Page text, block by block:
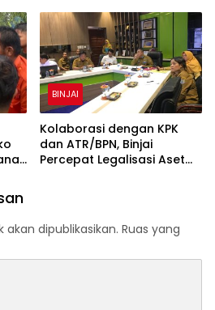
BINJAI
Kolaborasi dengan KPK
dan ATR/BPN, Binjai
Percepat Legalisasi Aset
dipublikasikan. Ruas yang